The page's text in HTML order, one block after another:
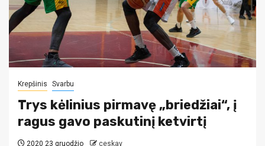
Krepšinis Svarbu
Trys kėlinius pirmavę „briedžiai“, į
ragus gavo paskutinį ketvirtį
2020 23 gruodžio ceskav